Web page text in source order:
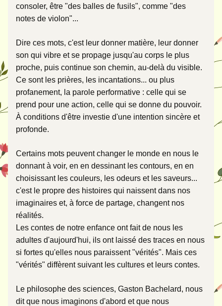
consoler, être "des balles de fusils", comme "des
notes de violon"...
Dire ces mots, c'est leur donner matière, leur donner
son qui vibre et se propage jusqu'au corps le plus
proche, puis continue son chemin, au-delà du visible.
Ce sont les prières, les incantations... ou plus
profanement, la parole performative : celle qui se
prend pour une action, celle qui se donne du pouvoir.
À conditions d'être investie d'une intention sincère et
profonde.
Certains mots peuvent changer le monde en nous le
donnant à voir, en en dessinant les contours, en en
choisissant les couleurs, les odeurs et les saveurs...
c'est le propre des histoires qui naissent dans nos
imaginaires et, à force de partage, changent nos
réalités.
Les contes de notre enfance ont fait de nous les
adultes d'aujourd'hui, ils ont laissé des traces en nous
si fortes qu'elles nous paraissent "vérités". Mais ces
"vérités" diffèrent suivant les cultures et leurs contes.
Le philosophe des sciences, Gaston Bachelard, nous
dit que nous imaginons d'abord et que nous